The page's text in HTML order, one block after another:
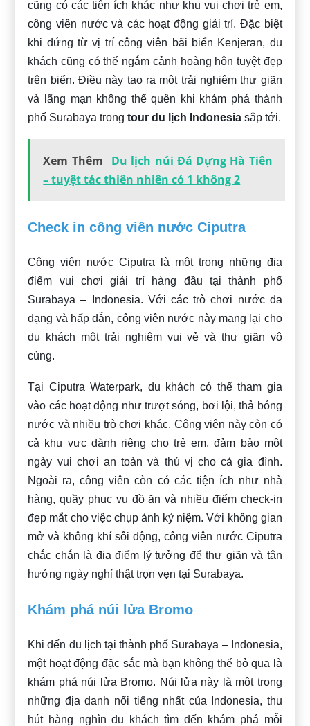
cũng có các tiện ích khác như khu vui chơi trẻ em,
công viên nước và các hoạt động giải trí. Đặc biệt
khi đứng từ vị trí công viên bãi biển Kenjeran, du
khách cũng có thể ngắm cảnh hoàng hôn tuyệt đẹp
trên biển. Điều này tạo ra một trải nghiệm thư giãn
và lãng mạn không thể quên khi khám phá thành
phố Surabaya trongtour du lịch Indonesia sắp tới.
Xem Thêm
Du lịch núi Đá Dựng Hà Tiên
– tuyệt tác thiên nhiên có 1 không 2
Check in công viên nước Ciputra
Công viên nước Ciputra là một trong những địa
điểm vui chơi giải trí hàng đầu tại thành phố
Surabaya – Indonesia. Với các trò chơi nước đa
dạng và hấp dẫn, công viên nước này mang lại cho
du khách một trải nghiệm vui vẻ và thư giãn vô
cùng.
Tại Ciputra Waterpark, du khách có thể tham gia
vào các hoạt động như trượt sóng, bơi lội, thả bóng
nước và nhiều trò chơi khác. Công viên này còn có
cả khu vực dành riêng cho trẻ em, đảm bảo một
ngày vui chơi an toàn và thú vị cho cả gia đình.
Ngoài ra, công viên còn có các tiện ích như nhà
hàng, quầy phục vụ đồ ăn và nhiều điểm check-in
đẹp mắt cho việc chụp ảnh kỷ niệm. Với không gian
mở và không khí sôi động, công viên nước Ciputra
chắc chắn là địa điểm lý tưởng để thư giãn và tận
hưởng ngày nghỉ thật trọn vẹn tại Surabaya.
Khám phá núi lửa Bromo
Khi đến du lịch tại thành phố Surabaya – Indonesia,
một hoạt động đặc sắc mà bạn không thể bỏ qua là
khám phá núi lửa Bromo. Núi lửa này là một trong
những địa danh nổi tiếng nhất của Indonesia, thu
hút hàng nghìn du khách tìm đến khám phá mỗi